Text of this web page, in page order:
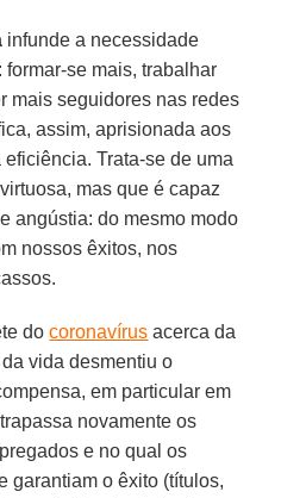
infunde a necessidade
se mais, trabalhar
mais seguidores nas redes
assim, aprisionada aos
Trata-se de uma
mas que é capaz
angústia: do mesmo modo
nossos êxitos, nos
docoronavírus acerca da
vida desmentiu o
em particular em
novamente os
e no qual os
garantiam o êxito (títulos,